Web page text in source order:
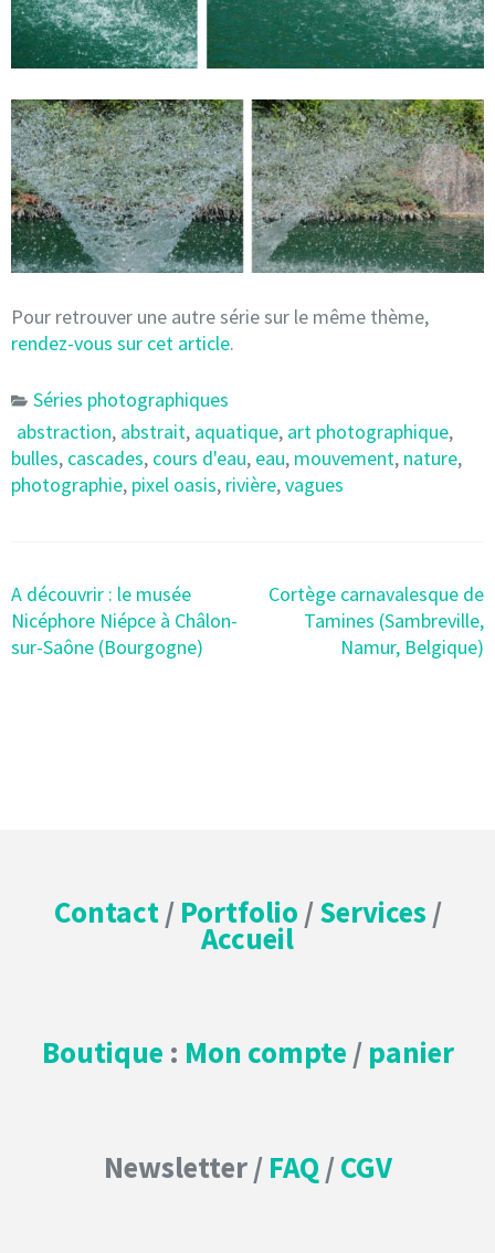
Pour retrouver une autre série sur le même thème,
rendez-vous sur cet article.
Séries photographiques
abstraction, abstrait, aquatique, art photographique,
bulles, cascades, cours d'eau, eau, mouvement, nature,
photographie, pixel oasis, rivière,vagues
Post
navigation
A découvrir : le musée
Nicéphore Niépce à Châlon-
sur-Saône (Bourgogne)
Cortège carnavalesque de
Tamines (Sambreville,
Namur, Belgique)
Contact/ Portfolio /Services /
Accueil
Boutique : Mon compte / panier
Newsletter / FAQ /CGV